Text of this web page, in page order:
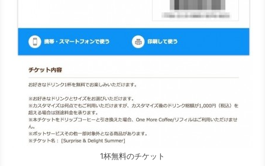
1杯無料のチケット